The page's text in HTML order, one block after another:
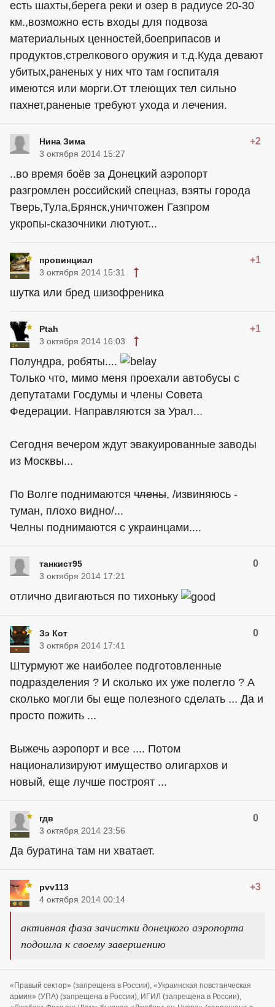
есть шахты,берега реки и озер в радиусе 20-30
км.,возможно есть входы для подвоза
материальных ценностей,боеприпасов и
продуктов,стрелкового оружия и т.д.Куда девают
убитых,раненых у них что там госпиталя
имеются или морги.От тлеющих тел сильно
пахнет,раненые требуют ухода и лечения.
Нина Зима +2
3 октября 2014 15:27
..во время боёв за Донецкий аэропорт
разгромлен российский спецназ, взяты города
Тверь,Тула,Брянск,уничтожен Газпром
укропы-сказочники лютуют...
провинциал +1
3 октября 2014 15:31
шутка или бред шизофреника
Ptah +1
3 октября 2014 16:03
Полундра, робяты....
Только что, мимо меня проехали автобусы с
депутатами Госдумы и члены Совета
Федерации. Направляются за Урал...
Сегодня вечером ждут эвакуированные заводы
из Москвы...
По Волге поднимаются члeны, /извиняюсь -
туман, плохо видно/...
Челны поднимаются с украинцами....
танкист95 0
3 октября 2014 17:21
отлично двигаються по тихоньку
Зэ Кот 0
3 октября 2014 17:41
Штурмуют же наиболее подготовленные
подразделения ? И сколько их уже полегло ? А
сколько могли бы еще полезного сделать ... Да и
просто пожить ...
Выжечь аэропорт и все .... Потом
национализируют имущество олигархов и
новый, еще лучше построят ...
гдв 0
3 октября 2014 23:56
Да буратина там ни хватает.
pvv113 +3
4 октября 2014 00:14
активная фаза зачистки донецкого аэропорта
подошла к своему завершению
«Правый сектор» (запрещена в России), «Украинская повстанческая
армия» (УПА) (запрещена в России), ИГИЛ (запрещена в России),